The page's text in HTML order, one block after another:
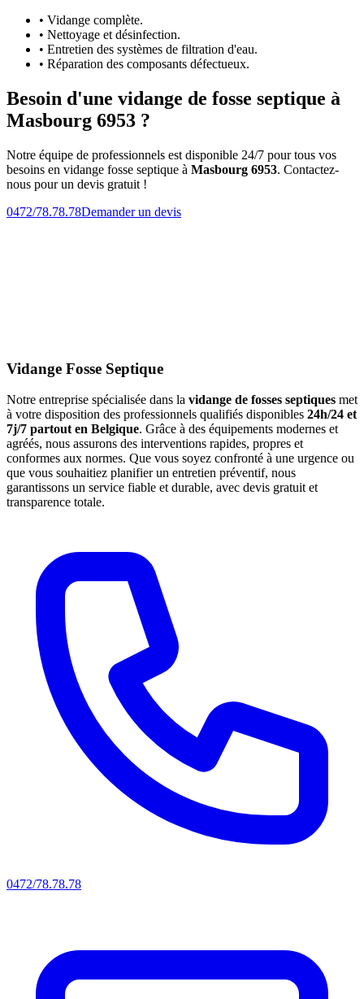
• Vidange complète.
• Nettoyage et désinfection.
• Entretien des systèmes de filtration d'eau.
• Réparation des composants défectueux.
Besoin d'une vidange de fosse septique à
Masbourg 6953 ?
Notre équipe de professionnels est disponible 24/7 pour tous vos
besoins en vidange fosse septique à Masbourg 6953. Contactez-
nous pour un devis gratuit !
0472/78.78.78Demander un devis
Vidange Fosse Septique
Notre entreprise spécialisée dans la vidange de fosses septiques met
à votre disposition des professionnels qualifiés disponibles 24h/24 et
7j/7 partout en Belgique. Grâce à des équipements modernes et
agréés, nous assurons des interventions rapides, propres et
conformes aux normes. Que vous soyez confronté à une urgence ou
que vous souhaitiez planifier un entretien préventif, nous
garantissons un service fiable et durable, avec devis gratuit et
transparence totale.
0472/78.78.78